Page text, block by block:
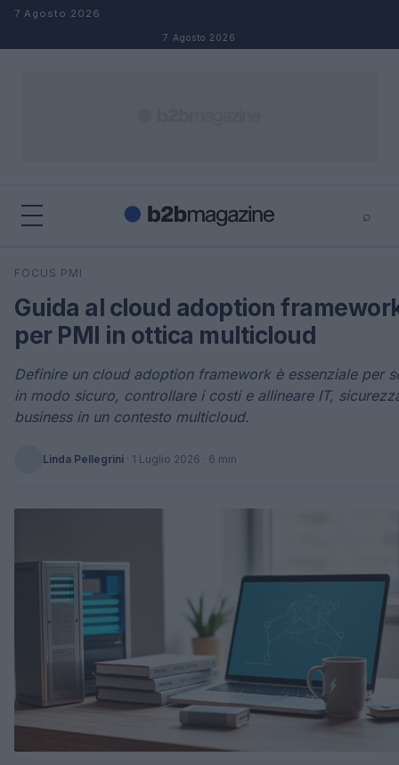
Salta al contenuto
7 Agosto 2026
7 Agosto 2026
⌕
Cerca
FOCUS PMI
Guida al cloud adoption
per PMI in ottica multicloud
Definire un cloud adoption framework è essenziale per
in modo sicuro, controllare i costi e allineare IT,
business in un contesto multicloud.
Linda Pellegrini · 1 Luglio 2026 · 6 min